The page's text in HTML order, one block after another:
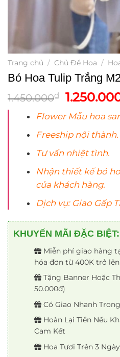
Trang chủ / Chủ Đề Hoa /
Bó Hoa Tulip Trắng
1.450.000₫
Giá
gốc
là:
Flower Mẫu hoa
Freeship nội thành.
Tư vấn nhiệt tình.
Nhận thiết kế bó
của khách hàng.
Dịch vụ: Giao Gấp
KHUYẾN MÃI ĐẶC BIỆT:
Miễn phí giao hàng
hóa đơn từ 400K trở lên
Tặng Banner Hoặc
50.000đ)
Có Giao Nhanh
Hoàn Lại Tiền Nếu
Cam Kết
Hoa Tươi Trên 3 Ngày